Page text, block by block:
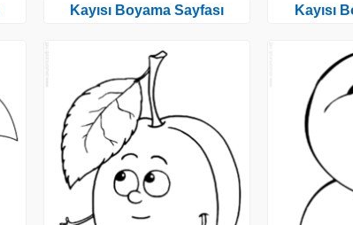
Kayısı Boyama Sayfası Kayısı